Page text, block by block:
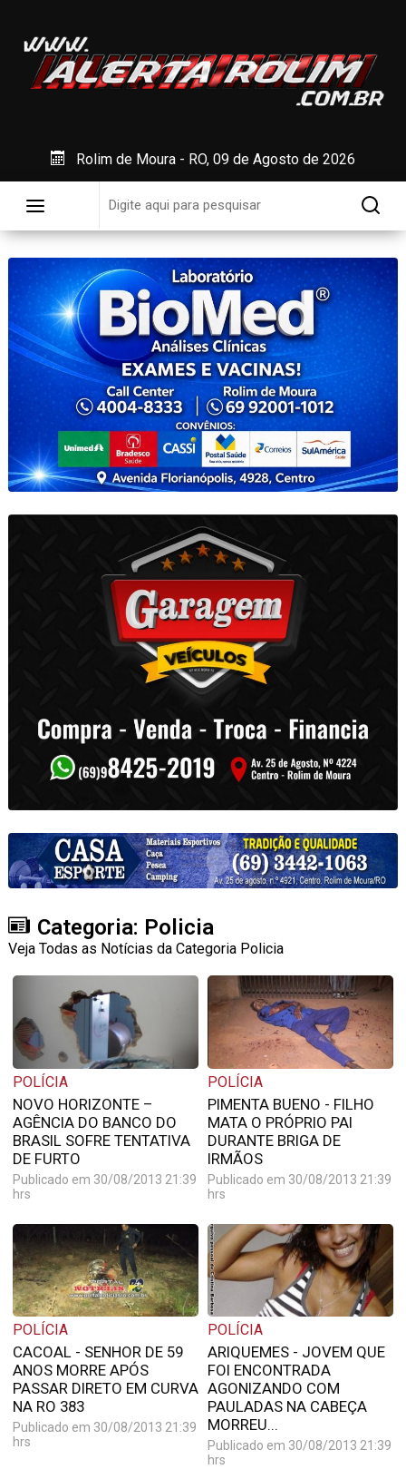
Rolim de Moura - RO, 09 de Agosto de 2026
Categoria: Policia
Veja Todas as Notícias da Categoria Policia
POLÍCIA
NOVO HORIZONTE –
AGÊNCIA DO BANCO DO
BRASIL SOFRE TENTATIVA
DE FURTO
Publicado em 30/08/2013 21:39
hrs
POLÍCIA
PIMENTA BUENO - FILHO
MATA O PRÓPRIO PAI
DURANTE BRIGA DE
IRMÃOS
Publicado em 30/08/2013 21:39
hrs
POLÍCIA
CACOAL - SENHOR DE 59
ANOS MORRE APÓS
PASSAR DIRETO EM CURVA
NA RO 383
Publicado em 30/08/2013 21:39
hrs
POLÍCIA
ARIQUEMES - JOVEM QUE
FOI ENCONTRADA
AGONIZANDO COM
PAULADAS NA CABEÇA
MORREU...
Publicado em 30/08/2013 21:39
hrs